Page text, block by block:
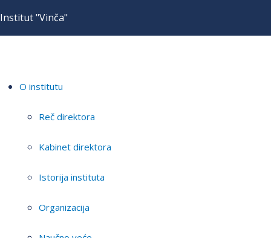
Institut "Vinča"
O institutu
Reč direktora
Kabinet direktora
Istorija instituta
Organizacija